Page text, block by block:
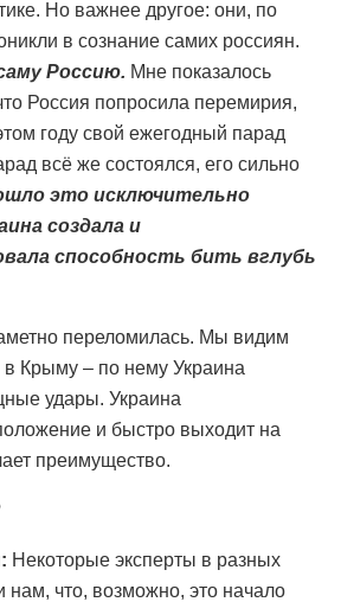
Но важнее другое: они, по
в сознание самих россиян.
Россию. Мне показалось
Россия попросила перемирия,
году свой ежегодный парад
всё же состоялся, его сильно
это исключительно
создала и
способность бить вглубь
переломилась. Мы видим
в Крыму – по нему Украина
удары. Украина
и быстро выходит на
преимущество.
Некоторые эксперты в разных
нам, что, возможно, это начало